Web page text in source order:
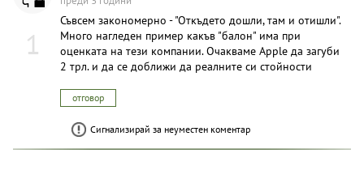
1
Съвсем закономерно - "Откъдето дошли, там и отишли".
Много нагледен пример какъв "балон" има при
оценката на тези компании. Очакваме Apple да загуби
2 трл. и да се доближи да реалните си стойности
отговор
Сигнализирай за неуместен коментар